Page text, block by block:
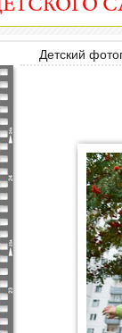
Детский